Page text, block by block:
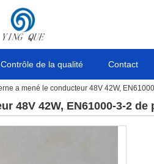
Contrôle de la qualité Contact
a mené le conducteur 48V 42W,
48V 42W, EN61000-3-2 de